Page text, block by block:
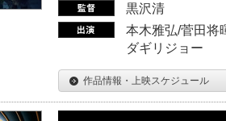
黒沢清
本木雅弘/菅田将
ダギリジョー
作品情報・上映スケジュール